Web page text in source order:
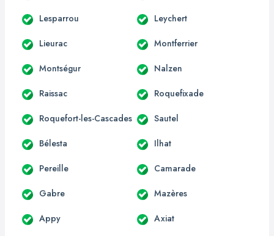
Lesparrou Leychert
Lieurac Montferrier
Montségur Nalzen
Raissac Roquefixade
Roquefort-les-Cascades Sautel
Bélesta Ilhat
Pereille Camarade
Gabre Mazères
Appy Axiat